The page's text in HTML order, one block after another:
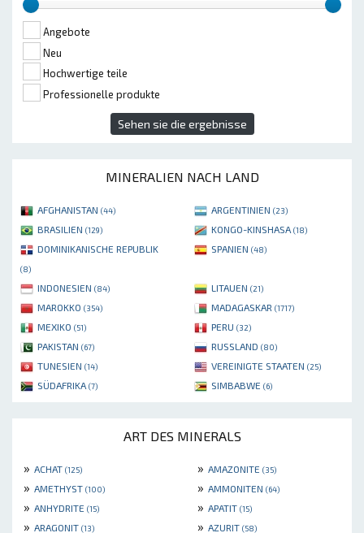
Angebote
Neu
Hochwertige teile
Professionelle produkte
Sehen sie die ergebnisse
MINERALIEN NACH LAND
AFGHANISTAN (44) ARGENTINIEN (23)
BRASILIEN (129) KONGO-KINSHASA (18)
DOMINIKANISCHE REPUBLIK
(8)
SPANIEN (48)
INDONESIEN (84) LITAUEN (21)
MAROKKO (354) MADAGASKAR (1717)
MEXIKO (51) PERU (32)
PAKISTAN (67) RUSSLAND (80)
TUNESIEN (14) VEREINIGTE STAATEN (25)
SÜDAFRIKA (7) SIMBABWE (6)
ART DES MINERALS
» ACHAT (125) » AMAZONITE (35)
» AMETHYST (100) » AMMONITEN (64)
» ANHYDRITE (15) » APATIT (15)
» ARAGONIT (13) » AZURIT (58)